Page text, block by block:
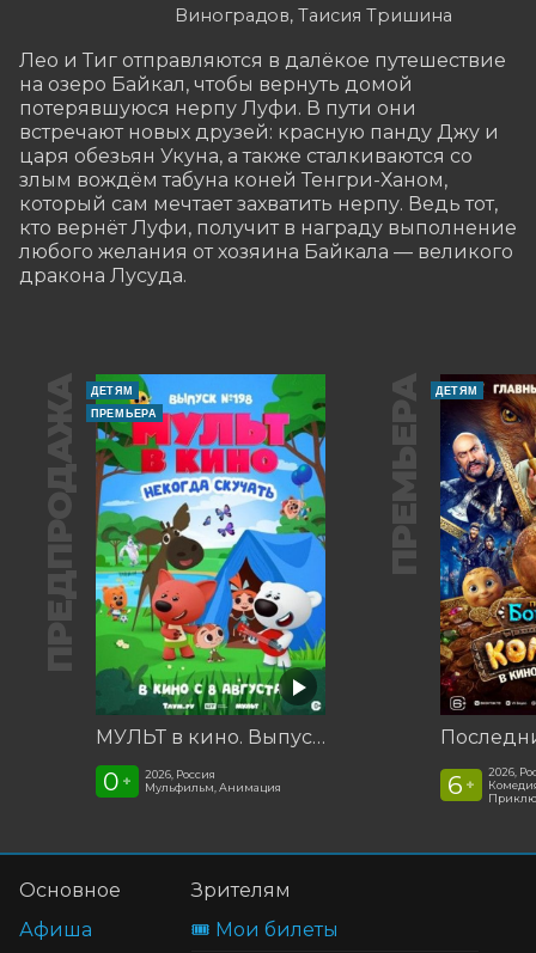
Виноградов, Таисия Тришина
Лео и Тиг отправляются в далёкое путешествие
на озеро Байкал, чтобы вернуть домой
потерявшуюся нерпу Луфи. В пути они
встречают новых друзей: красную панду Джу и
царя обезьян Укуна, а также сталкиваются со
злым вождём табуна коней Тенгри-Ханом,
который сам мечтает захватить нерпу. Ведь тот,
кто вернёт Луфи, получит в награду выполнение
любого желания от хозяина Байкала — великого
дракона Лусуда.
ПРЕДПРОДАЖА
ДЕТЯМ
ПРЕМЬЕРА
МУЛЬТ в кино. Выпуск №198. Некогда скучать
0 +
2026, Россия
Мульфильм, Анимация
ПРЕМЬЕРА ДЕТЯМ
6 +
2026,
Основное
Афиша
Зрителям
🎟️ Мои билеты